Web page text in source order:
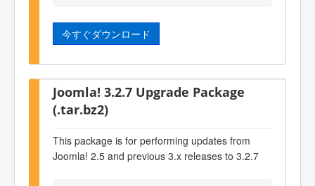
今すぐダウンロード
Joomla! 3.2.7 Upgrade Package
(.tar.bz2)
This package is for performing updates from
Joomla! 2.5 and previous 3.x releases to 3.2.7